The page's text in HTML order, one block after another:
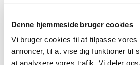
Denne hjemmeside bruger cookies
Vi bruger cookies til at tilpasse vores
annoncer, til at vise dig funktioner til
at analysere vores trafik. Vi deler
TIME
2024 (26)
2023 (24)